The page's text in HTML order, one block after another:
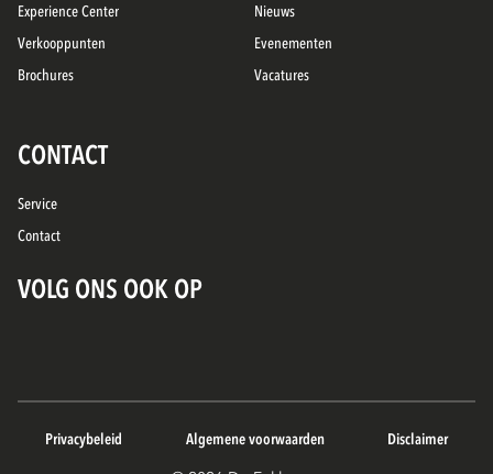
Experience Center
Verkooppunten
Brochures
Nieuws
Evenementen
Vacatures
CONTACT
Service
Contact
VOLG ONS OOK OP
Privacybeleid Algemene voorwaarden Disclaimer